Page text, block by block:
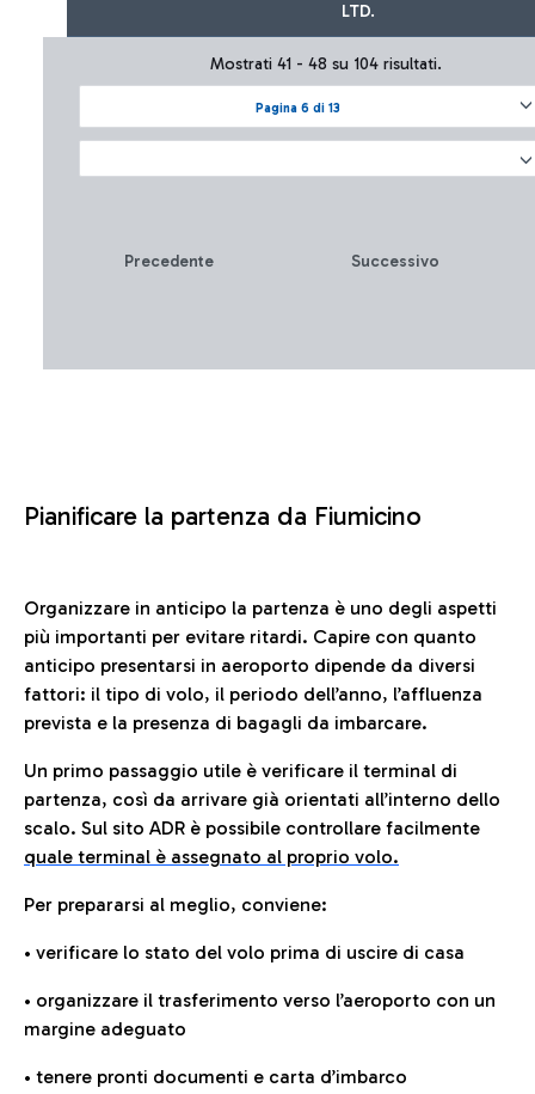
LTD.
Pagina 6 di 13
Mostrati 41 - 48 su 104 risultati.
Precedente Successivo
Pianificare la partenza da Fiumicino
Organizzare in anticipo la partenza è uno degli aspetti
più importanti per evitare ritardi. Capire con quanto
anticipo presentarsi in aeroporto dipende da diversi
fattori: il tipo di volo, il periodo dell’anno, l’affluenza
prevista e la presenza di bagagli da imbarcare.
Un primo passaggio utile è verificare il terminal di
partenza, così da arrivare già orientati all’interno dello
scalo. Sul sito ADR è possibile controllare facilmente
quale terminal è assegnato al proprio volo.
Per prepararsi al meglio, conviene:
• verificare lo stato del volo prima di uscire di casa
• organizzare il trasferimento verso l’aeroporto con un
margine adeguato
• tenere pronti documenti e carta d’imbarco